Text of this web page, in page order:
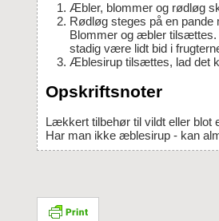
Æbler, blommer og rødløg
Rødløg steges på en pande med lidt olie til det netop tager farve.
Blommer og æbler tilsættes.
stadig være lidt bid i
Æblesirup tilsættes, lad
Opskriftsnoter
Lækkert tilbehør til vildt eller
Har man ikke æblesirup - kan